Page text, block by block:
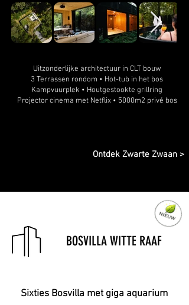
Uitzonderlijke architectuur in CLT bouw
3 Terrassen rondom • Hot-tub in het bos
Kampvuurplek • Houtgestookte grillring
Projector cinema met Netflix • 5000m2 privé bos
Ontdek Zwarte Zwaan >
BOSVILLA WITTE RAAF
Sixties Bosvilla met giga aquarium